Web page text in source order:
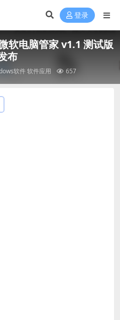
登录
软电脑管家 v1.1 测试版
布
软件软件应用 657